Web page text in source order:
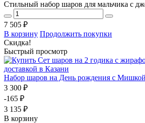
Стильный набор шаров для мальчика с
7 505 ₽
В корзину Продолжить покупки
Скидка!
Быстрый просмотр
Набор шаров на День рождения с
3 300 ₽
-165 ₽
3 135 ₽
В корзину